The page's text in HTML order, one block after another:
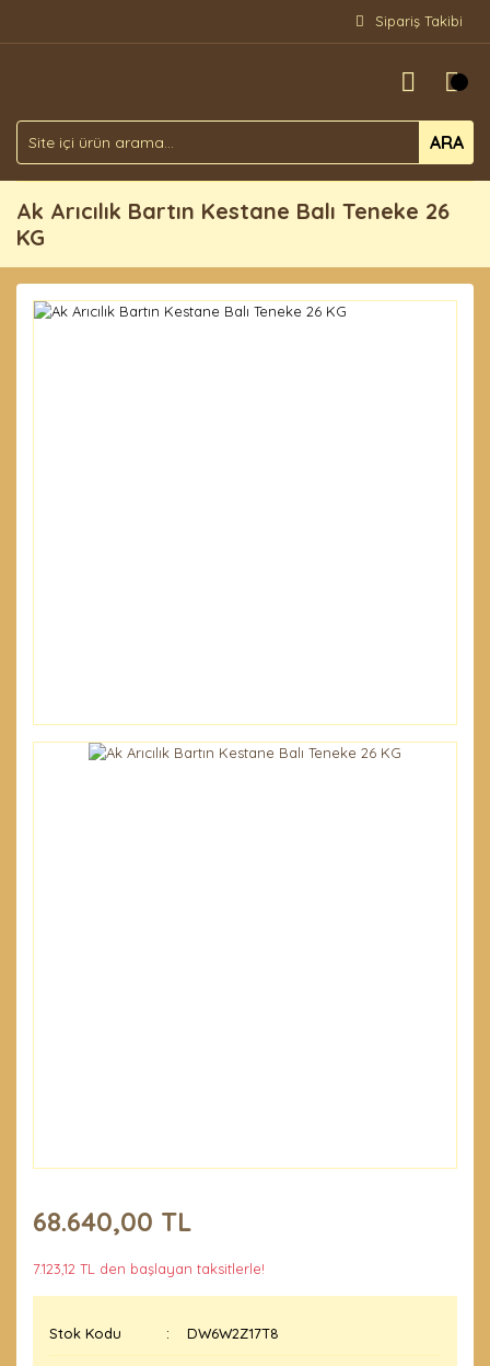
Sipariş Takibi
ARA
Ak Arıcılık Bartın Kestane Balı Teneke 26
KG
68.640,00 TL
7.123,12 TL den başlayan taksitlerle!
Stok Kodu DW6W2Z17T8